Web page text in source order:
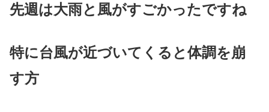
先週は大雨と風がすごかったですね
特に台風が近づいてくると体調を崩
す方